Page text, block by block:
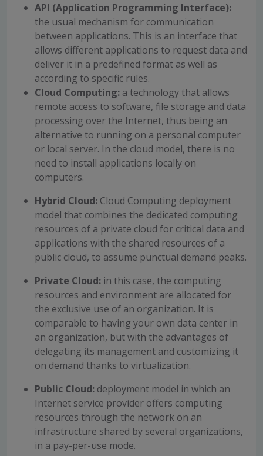
API (Application Programming Interface):
the usual mechanism for communication
between applications. This is an interface that
allows different applications to request data and
deliver it in a predefined format as well as
according to specific rules.
Cloud Computing: a technology that allows
remote access to software, file storage and data
processing over the Internet, thus being an
alternative to running on a personal computer
or local server. In the cloud model, there is no
need to install applications locally on
computers.
Hybrid Cloud: Cloud Computing deployment
model that combines the dedicated computing
resources of a private cloud for critical data and
applications with the shared resources of a
public cloud, to assume punctual demand peaks.
Private Cloud: in this case, the computing
resources and environment are allocated for
the exclusive use of an organization. It is
comparable to having your own data center in
an organization, but with the advantages of
delegating its management and customizing it
on demand thanks to virtualization.
Public Cloud: deployment model in which an
Internet service provider offers computing
resources through the network on an
infrastructure shared by several organizations,
in a pay-per-use mode.